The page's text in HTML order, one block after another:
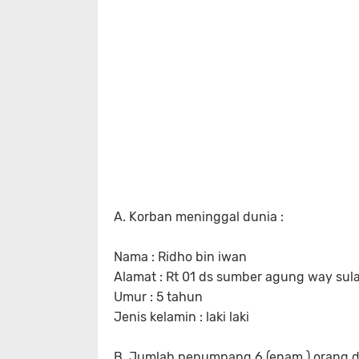
A. Korban meninggal dunia :
Nama : Ridho bin iwan
Alamat : Rt 01 ds sumber agung way
Umur : 5 tahun
Jenis kelamin : laki laki